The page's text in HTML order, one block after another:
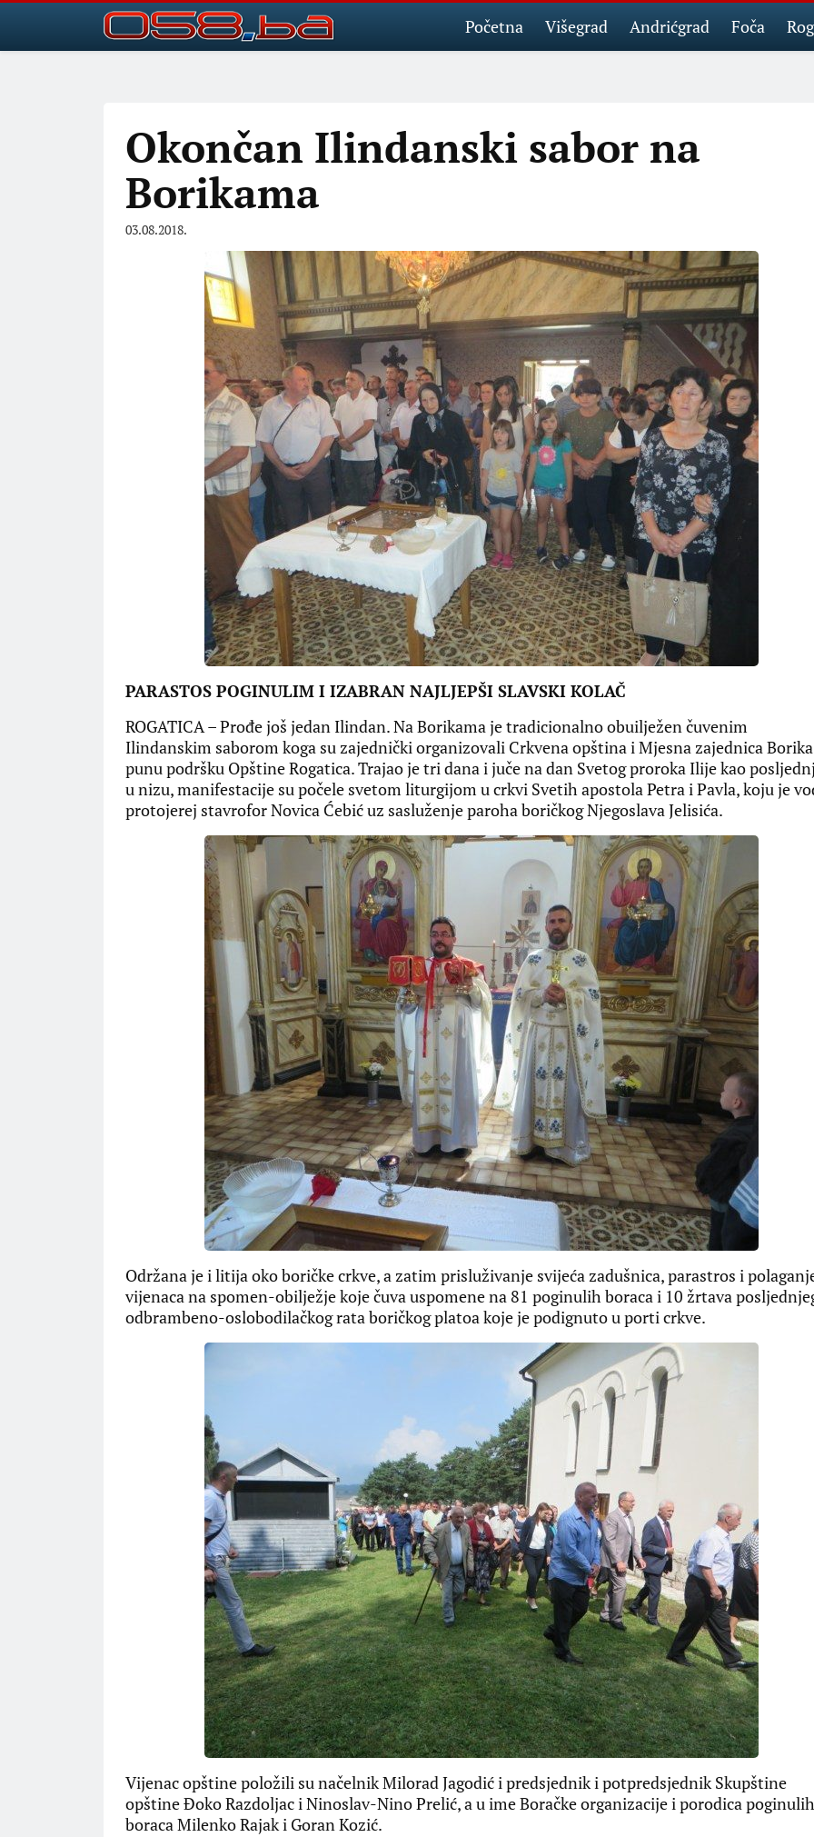
Početna Višegrad Andrićgrad Foča
Okončan Ilindanski sabor na
Borikama
03.08.2018.
PARASTOS POGINULIM I IZABRAN NAJLJEPŠI SLAVSKI KOLAČ
ROGATICA – Prođe još jedan Ilindan. Na Borikama je tradicionalno obuilježen čuvenim
Ilindanskim saborom koga su zajednički organizovali Crkvena opština i Mjesna zajednica
punu podršku Opštine Rogatica. Trajao je tri dana i juče na dan Svetog proroka Ilije kao
u nizu, manifestacije su počele svetom liturgijom u crkvi Svetih apostola Petra i Pavla, koju je
protojerej stavrofor Novica Ćebić uz sasluženje paroha boričkog Njegoslava Jelisića.
Održana je i litija oko boričke crkve, a zatim prisluživanje svijeća zadušnica, parastros i
vijenaca na spomen-obilježje koje čuva uspomene na 81 poginulih boraca i 10 žrtava
odbrambeno-oslobodilačkog rata boričkog platoa koje je podignuto u porti crkve.
Vijenac opštine položili su načelnik Milorad Jagodić i predsjednik i potpredsjednik Skupštine
opštine Đoko Razdoljac i Ninoslav-Nino Prelić, a u ime Boračke organizacije i porodica poginulih
boraca Milenko Rajak i Goran Kozić.